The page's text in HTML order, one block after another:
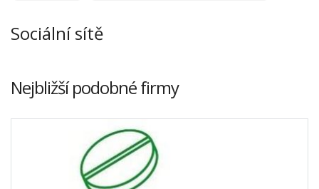
Sociální sítě
Nejbližší podobné firmy